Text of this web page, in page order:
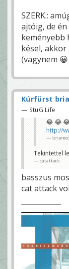
SZERK.:
ajtóig, de
keményebb
késel,
(vagynem 😀
Kúrfürst
— StuG Life
😂 😂
http://
Tekintettel
catattack
basszus
cat attack